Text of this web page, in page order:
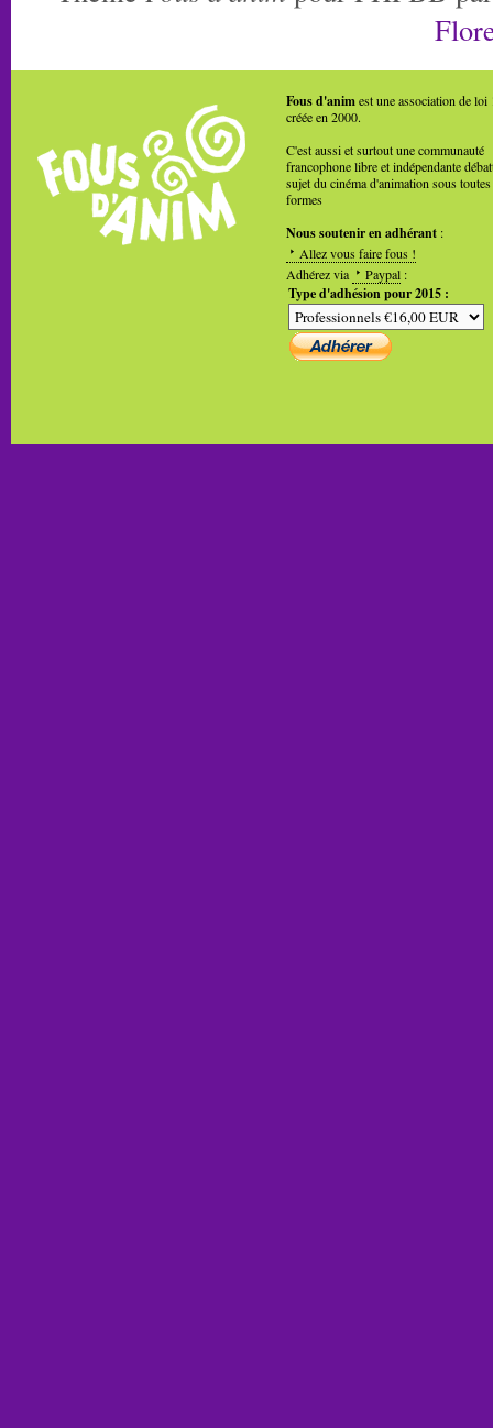
Fous d'animest une association de loi
créée en 2000.
C'est aussi et surtout une communauté
francophone libre et indépendante
sujet du cinéma d'animation sous toutes
formes
Nous soutenir en adhérant :
Allez vous faire fous !
Adhérez via
Paypal :
Type d'adhésion pour 2015 :